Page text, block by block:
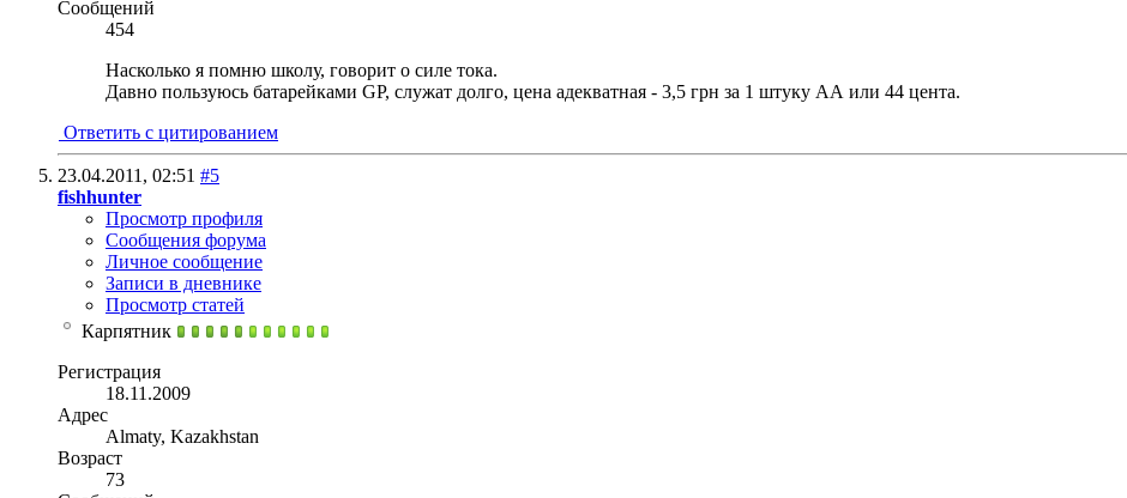
Сообщений
454
Насколько я помню школу, говорит о силе тока.
Давно пользуюсь батарейками GP, служат долго, цена адекватная - 3,5 грн за 1 штуку АА или 44 цента.
Ответить с цитированием
23.04.2011, 02:51 #5
fishhunter
Просмотр профиля
Сообщения форума
Личное сообщение
Записи в дневнике
Просмотр статей
Карпятник
Регистрация
18.11.2009
Адрес
Almaty, Kazakhstan
Возраст
73